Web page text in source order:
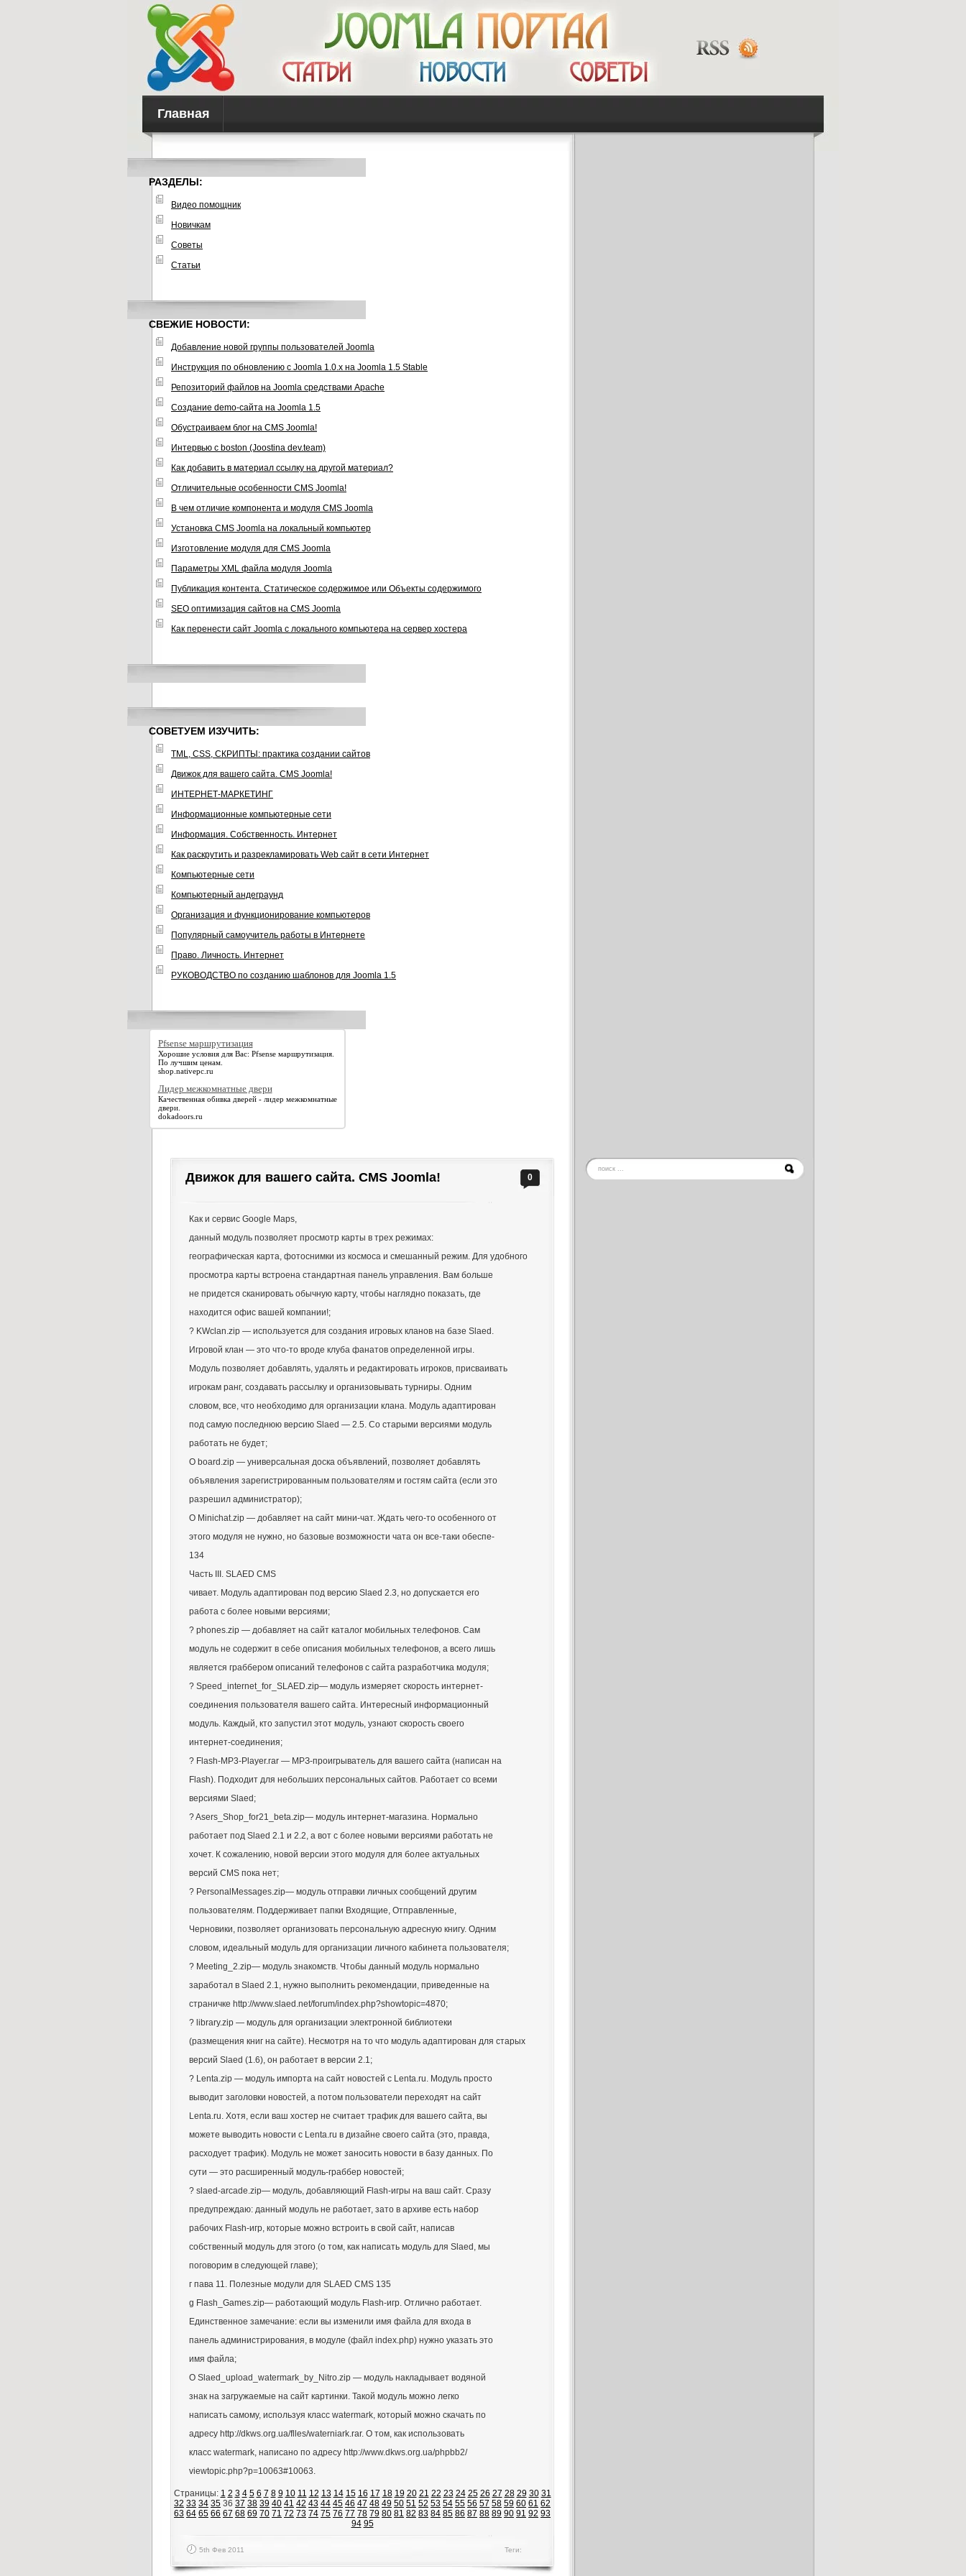
Главная
РАЗДЕЛЫ:
Видео помощник
Новичкам
Советы
Статьи
СВЕЖИЕ НОВОСТИ:
Добавление новой группы пользователей Joomla
Инструкция по обновлению с Joomla 1.0.x на Joomla 1.5 Stable
Репозиторий файлов на Joomla средствами Apache
Создание demo-сайта на Joomla 1.5
Обустраиваем блог на CMS Joomla!
Интервью с boston (Joostina dev.team)
Как добавить в материал ссылку на другой материал?
Отличительные особенности CMS Joomla!
В чем отличие компонента и модуля CMS Joomla
Установка CMS Joomla на локальный компьютер
Изготовление модуля для CMS Joomla
Параметры XML файла модуля Joomla
Публикация контента. Статическое содержимое или Объекты содержимого
SEO оптимизация сайтов на CMS Joomla
Как перенести сайт Joomla с локального компьютера на сервер хостера
СОВЕТУЕМ ИЗУЧИТЬ:
TML, CSS, СКРИПТЫ: практика создании сайтов
Движок для вашего сайта. CMS Joomla!
ИНТЕРНЕТ-МАРКЕТИНГ
Информационные компьютерные сети
Информация. Собственность. Интернет
Как раскрутить и разрекламировать Web сайт в сети Интернет
Компьютерные сети
Компьютерный андеграунд
Организация и функционирование компьютеров
Популярный самоучитель работы в Интернете
Право. Личность. Интернет
РУКОВОДСТВО по созданию шаблонов для Joomla 1.5
Pfsense маршрутизация
Хорошие условия для Вас: Pfsense маршрутизация.
По лучшим ценам.
shop.nativepc.ru
Лидер межкомнатные двери
Качественная обивка дверей - лидер межкомнатные
двери.
dokadoors.ru
Движок для вашего сайта. CMS Joomla! 0
Как и сервис Google Maps,
данный модуль позволяет просмотр карты в трех режимах:
географическая карта, фотоснимки из космоса и смешанный режим. Для удобного
просмотра карты встроена стандартная панель управления. Вам больше
не придется сканировать обычную карту, чтобы наглядно показать, где
находится офис вашей компании!;
? KWclan.zip — используется для создания игровых кланов на базе Slaed.
Игровой клан — это что-то вроде клуба фанатов определенной игры.
Модуль позволяет добавлять, удалять и редактировать игроков, присваивать
игрокам ранг, создавать рассылку и организовывать турниры. Одним
словом, все, что необходимо для организации клана. Модуль адаптирован
под самую последнюю версию Slaed — 2.5. Со старыми версиями модуль
работать не будет;
О board.zip — универсальная доска объявлений, позволяет добавлять
объявления зарегистрированным пользователям и гостям сайта (если это
разрешил администратор);
О Minichat.zip — добавляет на сайт мини-чат. Ждать чего-то особенного от
этого модуля не нужно, но базовые возможности чата он все-таки обеспе-
134
Часть III. SLAED CMS
чивает. Модуль адаптирован под версию Slaed 2.3, но допускается его
работа с более новыми версиями;
? phones.zip — добавляет на сайт каталог мобильных телефонов. Сам
модуль не содержит в себе описания мобильных телефонов, а всего лишь
является граббером описаний телефонов с сайта разработчика модуля;
? Speed_internet_for_SLAED.zip— модуль измеряет скорость интернет-
соединения пользователя вашего сайта. Интересный информационный
модуль. Каждый, кто запустил этот модуль, узнают скорость своего
интернет-соединения;
? Flash-MP3-Player.rar — МРЗ-проигрыватель для вашего сайта (написан на
Flash). Подходит для небольших персональных сайтов. Работает со всеми
версиями Slaed;
? Asers_Shop_for21_beta.zip— модуль интернет-магазина. Нормально
работает под Slaed 2.1 и 2.2, а вот с более новыми версиями работать не
хочет. К сожалению, новой версии этого модуля для более актуальных
версий CMS пока нет;
? PersonalMessages.zip— модуль отправки личных сообщений другим
пользователям. Поддерживает папки Входящие, Отправленные,
Черновики, позволяет организовать персональную адресную книгу. Одним
словом, идеальный модуль для организации личного кабинета пользователя;
? Meeting_2.zip— модуль знакомств. Чтобы данный модуль нормально
заработал в Slaed 2.1, нужно выполнить рекомендации, приведенные на
страничке http://www.slaed.net/forum/index.php?showtopic=4870;
? library.zip — модуль для организации электронной библиотеки
(размещения книг на сайте). Несмотря на то что модуль адаптирован для старых
версий Slaed (1.6), он работает в версии 2.1;
? Lenta.zip — модуль импорта на сайт новостей с Lenta.ru. Модуль просто
выводит заголовки новостей, а потом пользователи переходят на сайт
Lenta.ru. Хотя, если ваш хостер не считает трафик для вашего сайта, вы
можете выводить новости с Lenta.ru в дизайне своего сайта (это, правда,
расходует трафик). Модуль не может заносить новости в базу данных. По
сути — это расширенный модуль-граббер новостей;
? slaed-arcade.zip— модуль, добавляющий Flash-игры на ваш сайт. Сразу
предупреждаю: данный модуль не работает, зато в архиве есть набор
рабочих Flash-игр, которые можно встроить в свой сайт, написав
собственный модуль для этого (о том, как написать модуль для Slaed, мы
поговорим в следующей главе);
г пава 11. Полезные модули для SLAED CMS 135
g Flash_Games.zip— работающий модуль Flash-игр. Отлично работает.
Единственное замечание: если вы изменили имя файла для входа в
панель администрирования, в модуле (файл index.php) нужно указать это
имя файла;
О Slaed_upload_watermark_by_Nitro.zip — модуль накладывает водяной
знак на загружаемые на сайт картинки. Такой модуль можно легко
написать самому, используя класс watermark, который можно скачать по
адресу http://dkws.org.ua/flles/waterniark.rar. О том, как использовать
класс watermark, написано по адресу http://www.dkws.org.ua/phpbb2/
viewtopic.php?p=10063#10063.
Страницы: 1 2 3 4 5 6 7 8 9 10 11 12 13 14 15 16 17 18 19 20 21 22 23 24 25 26 27 28 29 30 31
32 33 34 35 36 37 38 39 40 41 42 43 44 45 46 47 48 49 50 51 52 53 54 55 56 57 58 59 60 61 62
63 64 65 66 67 68 69 70 71 72 73 74 75 76 77 78 79 80 81 82 83 84 85 86 87 88 89 90 91 92 93
94 95
5th Фев 2011 Теги: